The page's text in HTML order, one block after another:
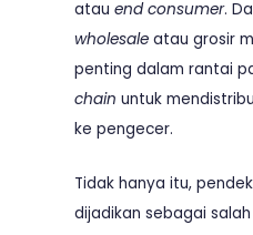
atau end consumer.
wholesale atau grosir
penting dalam rantai
chain untuk
ke pengecer.
Tidak hanya itu,
dijadikan sebagai